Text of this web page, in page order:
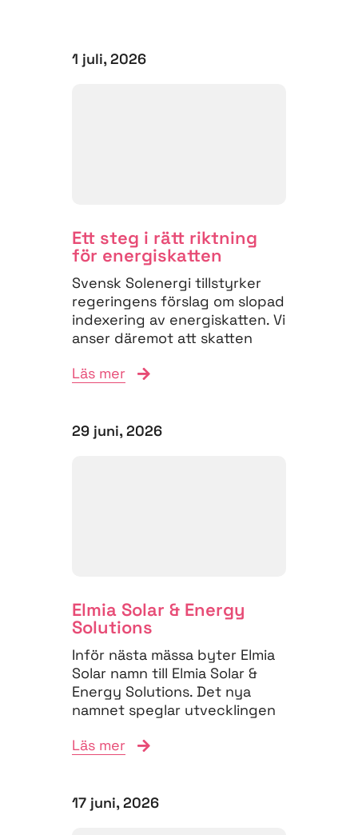
1 juli, 2026
Ett steg i rätt riktning
för energiskatten
Svensk Solenergi tillstyrker
regeringens förslag om slopad
indexering av energiskatten. Vi
anser däremot att skatten
att...
Läs mer
29 juni, 2026
Elmia Solar & Energy
Solutions
Inför nästa mässa byter Elmia
Solar namn till Elmia Solar &
Energy Solutions. Det nya
namnet speglar utvecklingen
Läs mer
17 juni, 2026